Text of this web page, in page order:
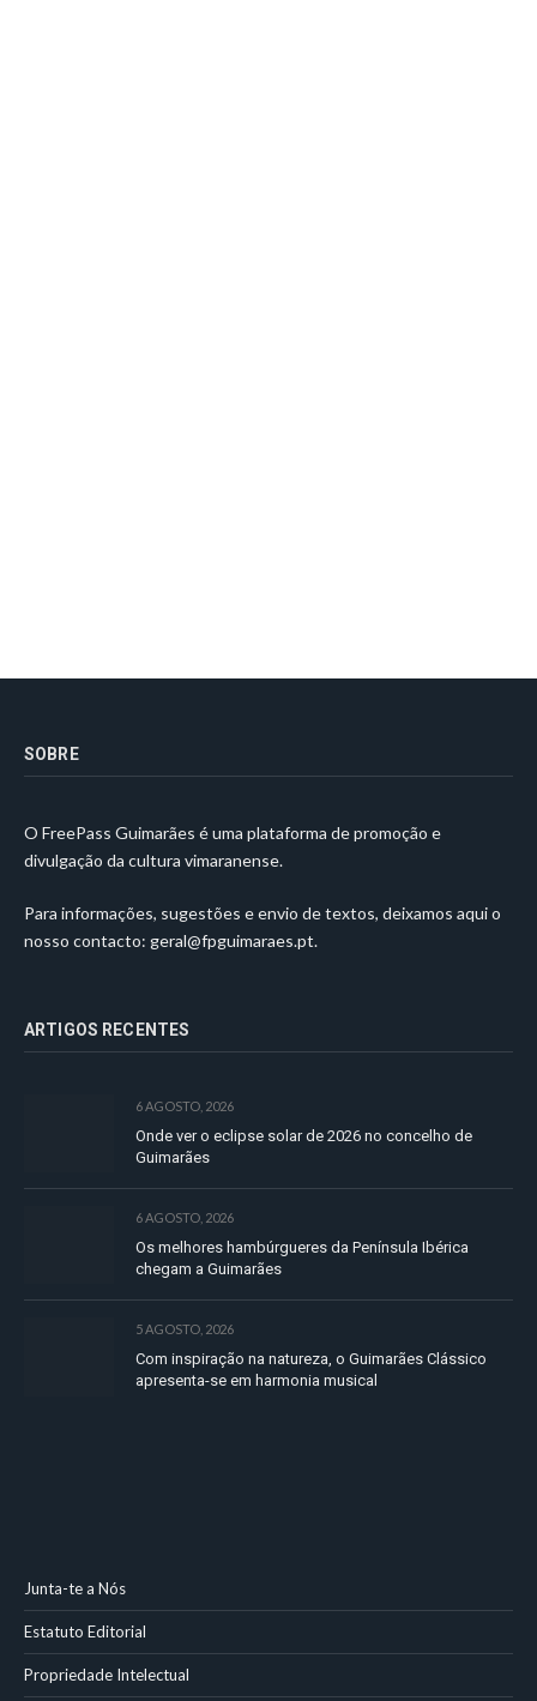
SOBRE
O FreePass Guimarães é uma plataforma de promoção e
divulgação da cultura vimaranense.
Para informações, sugestões e envio de textos, deixamos aqui o
nosso contacto: geral@fpguimaraes.pt.
ARTIGOS RECENTES
6 AGOSTO, 2026
Onde ver o eclipse solar de 2026 no concelho de
Guimarães
6 AGOSTO, 2026
Os melhores hambúrgueres da Península Ibérica
chegam a Guimarães
5 AGOSTO, 2026
Com inspiração na natureza, o Guimarães Clássico
apresenta-se em harmonia musical
Junta-te a Nós
Estatuto Editorial
Propriedade Intelectual